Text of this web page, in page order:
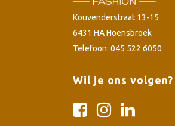
Kouvenderstraat 13-15
6431 HA Hoensbroek
Telefoon: 045 522 6050
Wil je ons volgen?